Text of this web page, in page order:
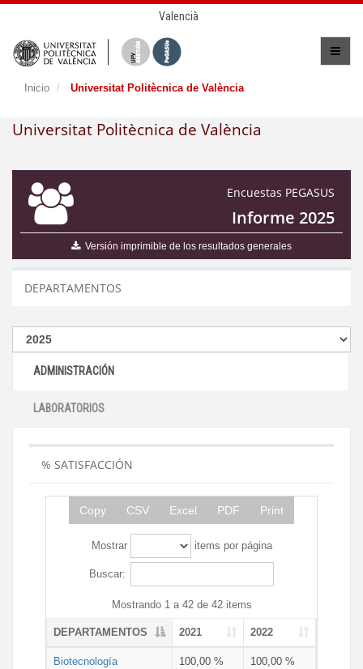
Valencià
Inicio Universitat Politècnica de València
Universitat Politècnica de València
Encuestas PEGASUS
Informe 2025
Versión imprimible de los resultados generales
DEPARTAMENTOS
ADMINISTRACIÓN
LABORATORIOS
% SATISFACCIÓN
Copy CSV Excel PDF Print
Mostrar items por página
Buscar:
Mostrando 1 a 42 de 42 items
DEPARTAMENTOS 2021 2022
Biotecnología 100,00 % 100,00 %